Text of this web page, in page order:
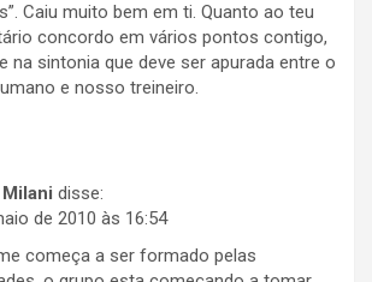
Caiu muito bem em ti. Quanto ao teu
concordo em vários pontos contigo,
na sintonia que deve ser apurada entre o
e nosso treineiro.
disse:
de 2010 às 16:54
começa a ser formado pelas